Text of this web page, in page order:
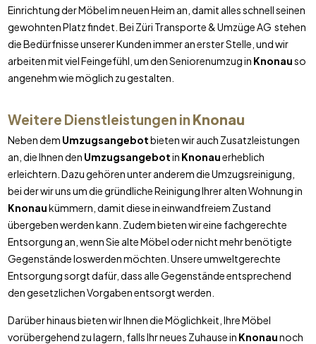
Einrichtung der Möbel im neuen Heim an, damit alles schnell seinen
gewohnten Platz findet. Bei Züri Transporte & Umzüge AG stehen
die Bedürfnisse unserer Kunden immer an erster Stelle, und wir
arbeiten mit viel Feingefühl, um den Seniorenumzug in Knonauso
angenehm wie möglich zu gestalten.
Weitere Dienstleistungen in Knonau
Neben dem Umzugsangebotbieten wir auch Zusatzleistungen
an, die Ihnen den Umzugsangebotin Knonauerheblich
erleichtern. Dazu gehören unter anderem die Umzugsreinigung,
bei der wir uns um die gründliche Reinigung Ihrer alten Wohnung in
Knonaukümmern, damit diese in einwandfreiem Zustand
übergeben werden kann. Zudem bieten wir eine fachgerechte
Entsorgung an, wenn Sie alte Möbel oder nicht mehr benötigte
Gegenstände loswerden möchten. Unsere umweltgerechte
Entsorgung sorgt dafür, dass alle Gegenstände entsprechend
den gesetzlichen Vorgaben entsorgt werden.
Darüber hinaus bieten wir Ihnen die Möglichkeit, Ihre Möbel
vorübergehend zu lagern, falls Ihr neues Zuhause in Knonaunoch